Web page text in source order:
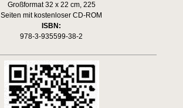
Großformat 32 x 22 cm, 225
Seiten mit kostenloser CD-ROM
ISBN:
978-3-935599-38-2